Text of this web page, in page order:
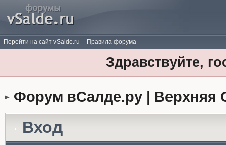
Перейти на сайт vSalde.ru Правила форума
Здравствуйте,
Форум вСалде.ру | Верхняя
Вход